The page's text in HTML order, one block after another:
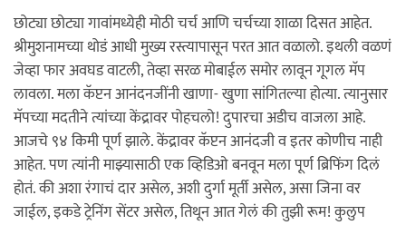
छोट्या छोट्या गावांमध्येही मोठी चर्च आणि चर्चच्या शाळा दिसत आहेत.
श्रीमुशनामच्या थोडं आधी मुख्य रस्त्यापासून परत आत वळालो. इथली वळणं
जेव्हा फार अवघड वाटली, तेव्हा सरळ मोबाईल समोर लावून गूगल मॅप
लावला. मला कॅप्टन आनंदनजींनी खाणा- खुणा सांगितल्या होत्या. त्यानुसार
मॅपच्या मदतीने त्यांच्या केंद्रावर पोहचलो! दुपारचा अडीच वाजला आहे.
आजचे ९४ किमी पूर्ण झाले. केंद्रावर कॅप्टन आनंदजी व इतर कोणीच नाही
आहेत. पण त्यांनी माझ्यासाठी एक व्हिडिओ बनवून मला पूर्ण ब्रिफिंग दिलं
होतं. की अशा रंगाचं दार असेल, अशी दुर्गा मूर्ती असेल, असा जिना वर
जाईल, इकडे ट्रेनिंग सेंटर असेल, तिथून आत गेलं की तुझी रूम! कुलुप